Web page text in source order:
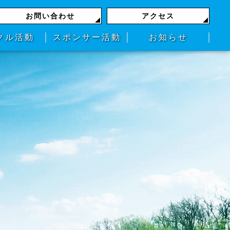
お問い合わせ アクセス
ル活動 スポンサー活動 お知らせ